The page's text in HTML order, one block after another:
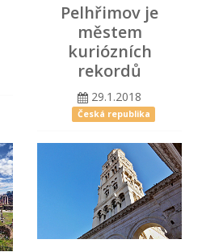
Pelhřimov je
městem
kuriózních
rekordů
29.1.2018
Česká republika